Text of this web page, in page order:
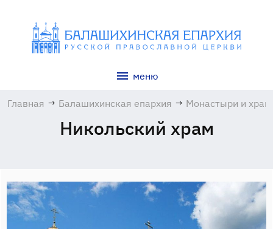
меню
Главная → Балашихинская епархия → Монастыри и
Никольский храм